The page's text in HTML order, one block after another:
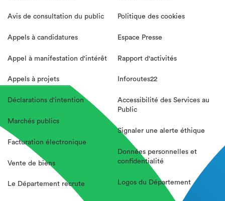
Avis de consultation du public
Appels à candidatures
Appel à manifestation d'intérêt
Appels à projets
Déclarations d'intention
Marchés publics
Facturation électronique
Vente de biens
Le Département recrute
Politique des cookies
Espace Presse
Rapport d'activités
Inforoutes22
Accessibilité des Services au
Public
Signaler une alerte éthique
Données personnelles et
confidentialité
Logos du Département